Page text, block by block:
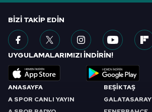
ANASAYFA
A SPOR CANLI YAYIN
BEŞİKTAŞ
GALATASARAY
BIZI TAKIP EDIN
UYGULAMALARIMIZI İNDİRİN!